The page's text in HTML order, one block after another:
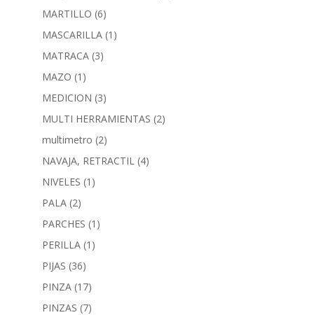
MARTILLO (6)
MASCARILLA (1)
MATRACA (3)
MAZO (1)
MEDICION (3)
MULTI HERRAMIENTAS (2)
multimetro (2)
NAVAJA, RETRACTIL (4)
NIVELES (1)
PALA (2)
PARCHES (1)
PERILLA (1)
PIJAS (36)
PINZA (17)
PINZAS (7)